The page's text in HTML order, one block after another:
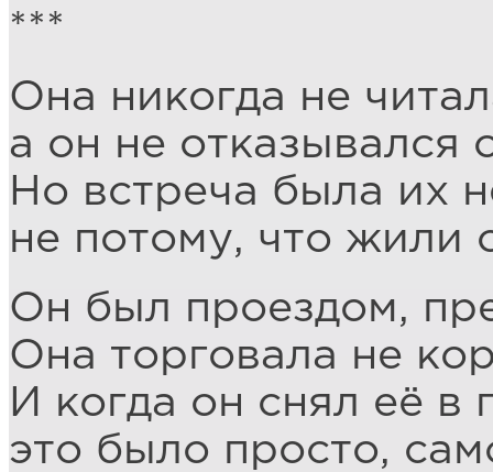
***
Она никогда не
а он не отказывался
Но встреча была их
не потому, что жили
Он был проездом,
Она торговала не
И когда он снял её
это было просто,